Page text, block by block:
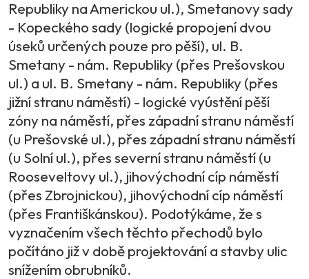
Republiky na Americkou ul.), Smetanovy sady
- Kopeckého sady (logické propojení dvou
úseků určených pouze pro pěší), ul. B.
Smetany - nám. Republiky (přes Prešovskou
ul.) a ul. B. Smetany - nám. Republiky (přes
jižní stranu náměstí) - logické vyústění pěší
zóny na náměstí, přes západní stranu náměstí
(u Prešovské ul.), přes západní stranu náměstí
(u Solní ul.), přes severní stranu náměstí (u
Rooseveltovy ul.), jihovýchodní cíp náměstí
(přes Zbrojnickou), jihovýchodní cíp náměstí
(přes Františkánskou). Podotýkáme, že s
vyznačením všech těchto přechodů bylo
počítáno již v době projektování a stavby ulic
snížením obrubníků.